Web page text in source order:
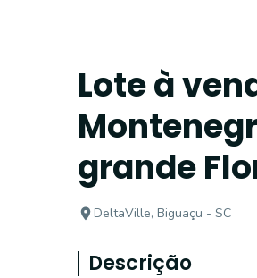
Lote à
grande
DeltaVille, Biguaçu - SC
Descrição